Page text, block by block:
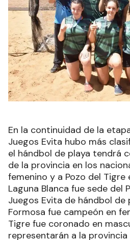
En la continuidad de la
Juegos Evita hubo más
el hándbol de playa tendrá
de la provincia en los
femenino y a Pozo del Tigre
Laguna Blanca fue sede del
Juegos Evita de hándbol de
Formosa fue campeón en
Tigre fue coronado en
representarán a la